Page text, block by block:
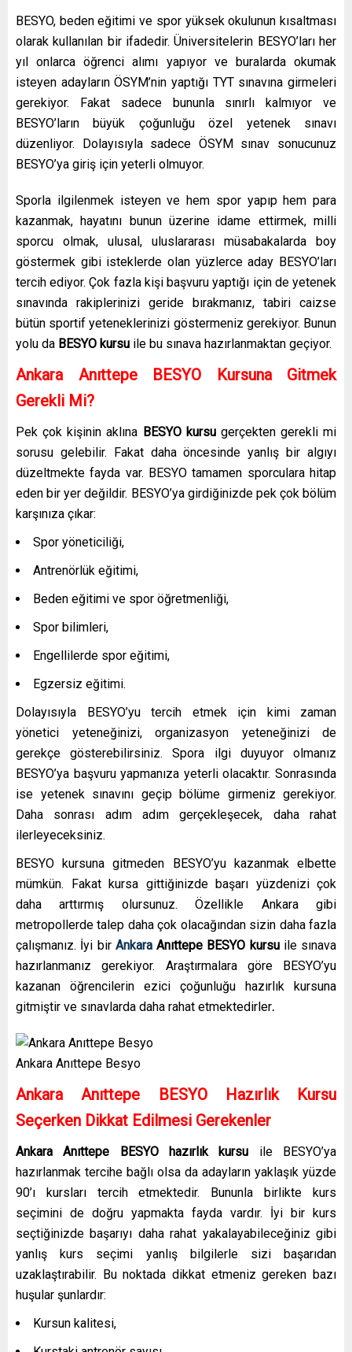
BESYO, beden eğitimi ve spor yüksek okulunun kısaltması
olarak kullanılan bir ifadedir. Üniversitelerin BESYO’ları her
yıl onlarca öğrenci alımı yapıyor ve buralarda okumak
isteyen adayların ÖSYM’nin yaptığı TYT sınavına girmeleri
gerekiyor. Fakat sadece bununla sınırlı kalmıyor ve
BESYO’ların büyük çoğunluğu özel yetenek sınavı
düzenliyor. Dolayısıyla sadece ÖSYM sınav sonucunuz
BESYO’ya giriş için yeterli olmuyor.
Sporla ilgilenmek isteyen ve hem spor yapıp hem para
kazanmak, hayatını bunun üzerine idame ettirmek, milli
sporcu olmak, ulusal, uluslararası müsabakalarda boy
göstermek gibi isteklerde olan yüzlerce aday BESYO’ları
tercih ediyor. Çok fazla kişi başvuru yaptığı için de yetenek
sınavında rakiplerinizi geride bırakmanız, tabiri caizse
bütün sportif yeteneklerinizi göstermeniz gerekiyor. Bunun
yolu da BESYO kursu ile bu sınava hazırlanmaktan geçiyor.
Ankara Anıttepe BESYO Kursuna Gitmek
Gerekli Mi?
Pek çok kişinin aklına BESYO kursu gerçekten gerekli mi
sorusu gelebilir. Fakat daha öncesinde yanlış bir algıyı
düzeltmekte fayda var. BESYO tamamen sporculara hitap
eden bir yer değildir. BESYO’ya girdiğinizde pek çok bölüm
karşınıza çıkar:
Spor yöneticiliği,
Antrenörlük eğitimi,
Beden eğitimi ve spor öğretmenliği,
Spor bilimleri,
Engellilerde spor eğitimi,
Egzersiz eğitimi.
Dolayısıyla BESYO’yu tercih etmek için kimi zaman
yönetici yeteneğinizi, organizasyon yeteneğinizi de
gerekçe gösterebilirsiniz. Spora ilgi duyuyor olmanız
BESYO’ya başvuru yapmanıza yeterli olacaktır. Sonrasında
ise yetenek sınavını geçip bölüme girmeniz gerekiyor.
Daha sonrası adım adım gerçekleşecek, daha rahat
ilerleyeceksiniz.
BESYO kursuna gitmeden BESYO’yu kazanmak elbette
mümkün. Fakat kursa gittiğinizde başarı yüzdenizi çok
daha arttırmış olursunuz. Özellikle Ankara gibi
metropollerde talep daha çok olacağından sizin daha fazla
çalışmanız. İyi bir Ankara Anıttepe BESYO kursu ile sınava
hazırlanmanız gerekiyor. Araştırmalara göre BESYO’yu
kazanan öğrencilerin ezici çoğunluğu hazırlık kursuna
gitmiştir ve sınavlarda daha rahat etmektedirler.
Ankara Anıttepe Besyo
Ankara Anıttepe
BESYO Hazırlık Kursu
Seçerken Dikkat Edilmesi Gerekenler
Ankara Anıttepe BESYO hazırlık kursu ile BESYO’ya
hazırlanmak tercihe bağlı olsa da adayların yaklaşık yüzde
90’ı kursları tercih etmektedir. Bununla birlikte kurs
seçimini de doğru yapmakta fayda vardır. İyi bir kurs
seçtiğinizde başarıyı daha rahat yakalayabileceğiniz gibi
yanlış kurs seçimi yanlış bilgilerle sizi başarıdan
uzaklaştırabilir. Bu noktada dikkat etmeniz gereken bazı
huşular şunlardır:
Kursun kalitesi,